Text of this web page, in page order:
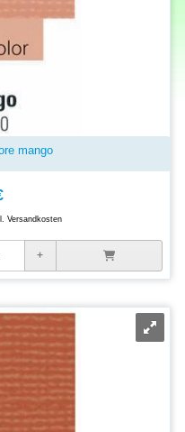
mango
Versandkosten